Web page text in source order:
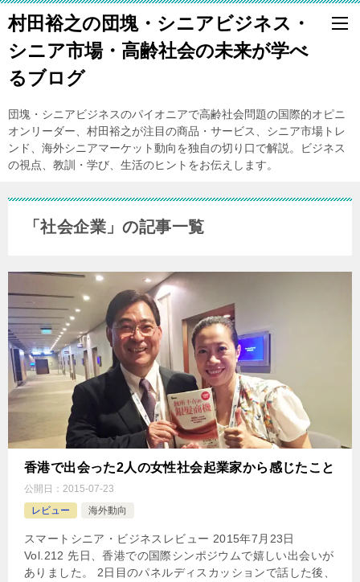
村田裕之の団塊・シニアビジネス・
シニア市場・高齢社会の未来が学べ
るブログ
団塊・シニアビジネスのパイオニアで高齢社会問題の国際的オピニ
オンリーダー、村田裕之が注目の商品・サービス、シニア市場トレ
ンド、海外シニアマーケット動向を独自の切り口で解説。ビジネス
の視点、教訓・学び、生活のヒントをお伝えします。
「社会企業」の記事一覧
香港で出会った2人の女性社会起業家から感じたこと
公開日： 2015-07-23
レビュー
海外動向
スマートシニア・ビジネスレビュー 2015年7月23日
Vol.212 先日、香港での国際シンポジウムで嬉しい出会いが
ありました。 2日目のパネルディスカッションで話した後、